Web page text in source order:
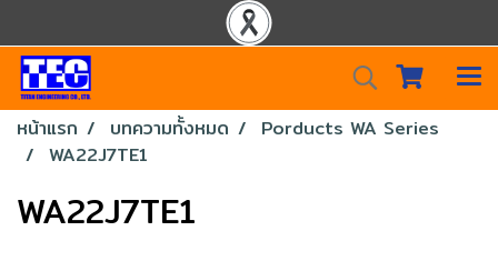
หน้าแรก บทความทั้งหมด
Porducts WA Series
WA22J7TE1
WA22J7TE1